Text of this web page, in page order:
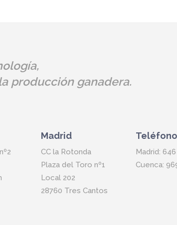
producción ganadera.
Madrid
CC la Rotonda
Plaza del Toro nº1
Local 202
28760 Tres Cantos
Madrid:
Cuenca: